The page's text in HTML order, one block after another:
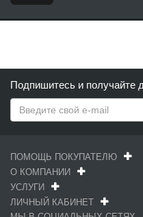
Подпишитесь и получайте
ПОМОЩЬ ПОКУПАТЕЛЮ
О КОМПАНИИ
УСЛУГИ
ЛИЧНЫЙ КАБИНЕТ